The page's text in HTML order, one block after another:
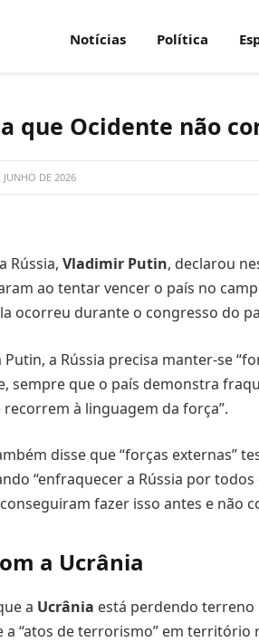
Notícias Política
que Ocidente não
JUNHO DE 2026
Rússia, Vladimir Putin, declarou
ao tentar vencer o país no
ocorreu durante o congresso do
a Rússia precisa manter-se
sempre que o país demonstra
recorrem à linguagem da força”.
disse que “forças externas”
“enfraquecer a Rússia por
fazer isso antes e não
a Ucrânia
a Ucrânia está perdendo terreno
“atos de terrorismo” em território